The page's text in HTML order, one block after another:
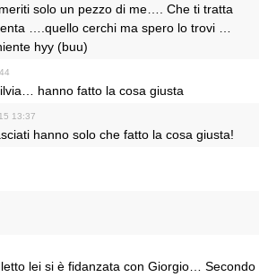
solo un pezzo di me…. Che ti tratta
….quello cerchi ma spero lo trovi …
hyy (buu)
hanno fatto la cosa giusta
13:37
hanno solo che fatto la cosa giusta!
lei si è fidanzata con Giorgio… Secondo